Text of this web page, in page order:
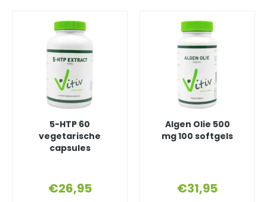
5-HTP 60
vegetarische
capsules
€26,95
Algen Olie 500
mg 100 softgels
€31,95